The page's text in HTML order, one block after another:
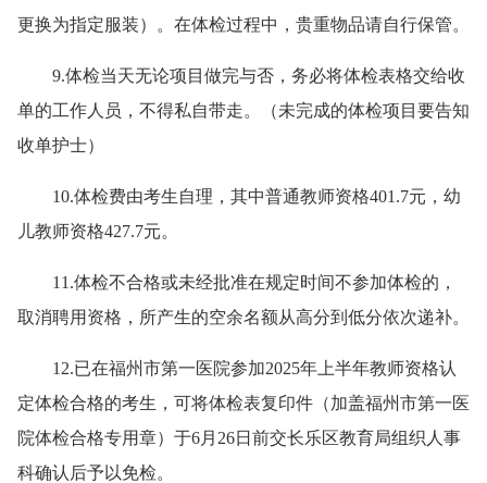
更换为指定服装）。在体检过程中，贵重物品请自行保管。
9.体检当天无论项目做完与否，务必将体检表格交给收
单的工作人员，不得私自带走。（未完成的体检项目要告知
收单护士）
10.体检费由考生自理，其中普通教师资格401.7元，幼
儿教师资格427.7元。
11.体检不合格或未经批准在规定时间不参加体检的，
取消聘用资格，所产生的空余名额从高分到低分依次递补。
12.已在福州市第一医院参加2025年上半年教师资格认
定体检合格的考生，可将体检表复印件（加盖福州市第一医
院体检合格专用章）于6月26日前交长乐区教育局组织人事
科确认后予以免检。